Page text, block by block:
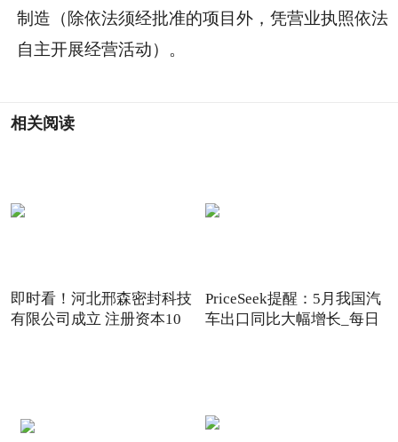
制造（除依法须经批准的项目外，凭营业执照依法
自主开展经营活动）。
相关阅读
即时看！河北邢森密封科技
有限公司成立 注册资本10
PriceSeek提醒：5月我国汽
车出口同比大幅增长_每日